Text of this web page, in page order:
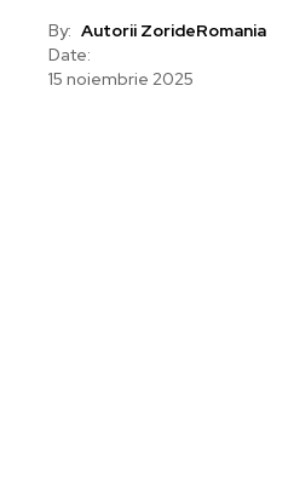
By: Autorii ZorideRomania
Date:
15 noiembrie 2025